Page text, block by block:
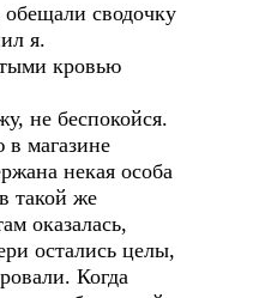
сводочку
я.
кровью
не беспокойся.
в магазине
некая особа
такой же
оказалась,
остались целы,
Когда